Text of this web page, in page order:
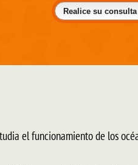
Formulario de
Buscar
el funcionamiento de los